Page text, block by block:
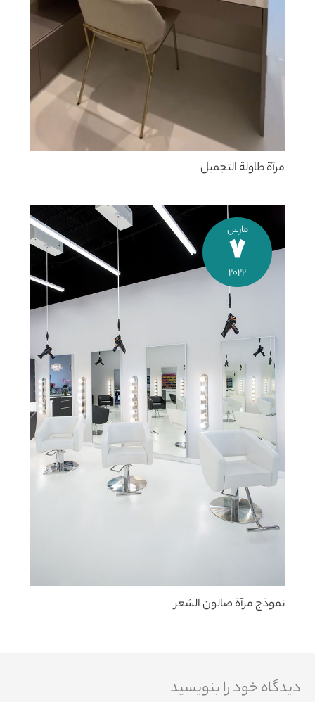
مرآة طاولة التجميل
مارس
7
2022
نموذج مرآة صالون الشعر
دیدگاه‌ خود را بنویسید